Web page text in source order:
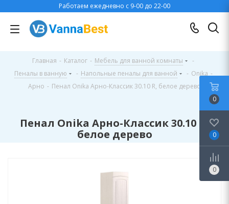
Работаем ежедневно с 9-00 до 22-00
Главная - Каталог - Мебель для ванной комнаты
-
Пеналы в ванную
- Напольные пеналы для ванной - Onika -
Арно - Пенал Onika Арно-Классик 30.10 R, белое дерево
Пенал Onika Арно-Классик 30.10 R,
белое дерево
0
0
0